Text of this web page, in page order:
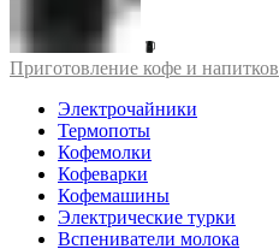
Приготовление кофе и напитков
Электрочайники
Термопоты
Кофемолки
Кофеварки
Кофемашины
Электрические турки
Вспениватели молока